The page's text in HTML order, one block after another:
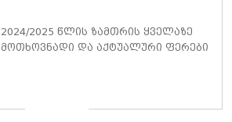
2024/2025 წლის ზამთრის ყველაზე
მოთხოვნადი და აქტუალური ფერები